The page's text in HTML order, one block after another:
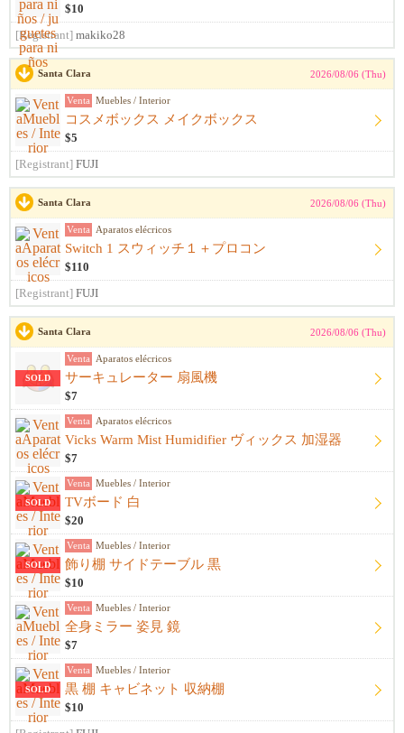
$10
[Registrant] makiko28
Santa Clara 2026/08/06 (Thu)
Venta Muebles / Interior
コスメボックス メイクボックス
$5
[Registrant] FUJI
Santa Clara 2026/08/06 (Thu)
Venta Aparatos elécricos
Switch 1 スウィッチ１＋プロコン
$110
[Registrant] FUJI
Santa Clara 2026/08/06 (Thu)
SOLD
Venta Aparatos elécricos
サーキュレーター 扇風機
$7
Venta Aparatos elécricos
Vicks Warm Mist Humidifier ヴィックス 加湿器
$7
SOLD
Venta Muebles / Interior
TVボード 白
$20
SOLD
Venta Muebles / Interior
飾り棚 サイドテーブル 黒
$10
Venta Muebles / Interior
全身ミラー 姿見 鏡
$7
SOLD
Venta Muebles / Interior
黒 棚 キャビネット 収納棚
$10